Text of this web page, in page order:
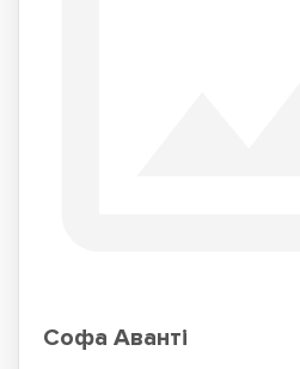
Софа Аванті